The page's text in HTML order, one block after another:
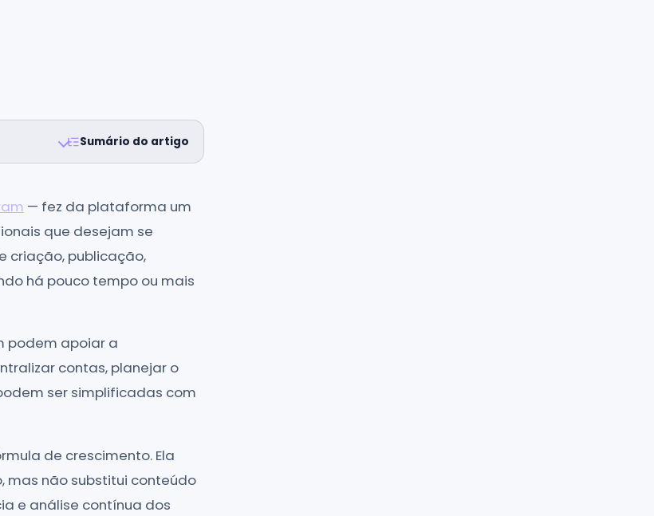
Sumário do artigo
— fez da plataforma um
que desejam se
criação, publicação,
há pouco tempo ou mais
podem apoiar a
contas, planejar o
ser simplificadas com
de crescimento. Ela
mas não substitui conteúdo
e análise contínua dos